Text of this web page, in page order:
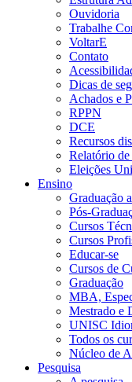
Ouvidoria
Trabalhe
VoltarE
Contato
Dicas de
Achados e
RPPN
DCE
Recursos
Relatório
Eleições
Ensino
Graduação
Pós-
Cursos
Cursos
Educar-se
Cursos de
Graduação
MBA,
Mestrado e
UNISC
Todos os
Núcleo de
Pesquisa